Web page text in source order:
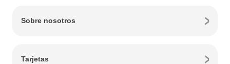
Sobre nosotros
Tarjetas